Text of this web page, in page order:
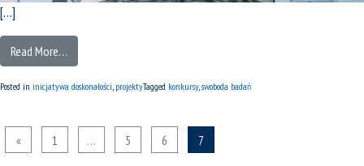
[…]
Read More…
Posted in inicjatywa doskonałości projektyTagged konkursy, swoboda badań
« 1 … 5 6 7